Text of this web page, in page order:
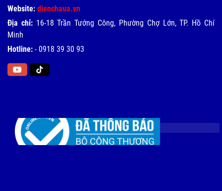
Website: dienchaua.vn
Địa chỉ: 16-18 Trần Tướng Công, Phường Chợ Lớn, TP. Hồ Chí
Minh
Hotline: - 0918 39 30 93